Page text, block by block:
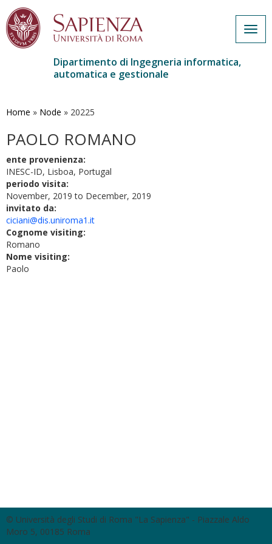
contenuto
Dipartimento di Ingegneria informatica,
automatica e gestionale
Home » Node » 20225
PAOLO ROMANO
ente provenienza:
INESC-ID, Lisboa, Portugal
periodo visita:
November, 2019 to December, 2019
invitato da:
ciciani@dis.uniroma1.it
Cognome visiting:
Romano
Nome visiting:
Paolo
© Università degli Studi di Roma "La Sapienza" - Piazzale Aldo
Moro 5, 00185 Roma